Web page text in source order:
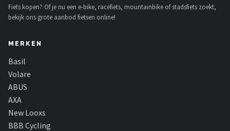
New Looxs
BBB Cycling
Schwalbe
Voltano
Shimano
Fiets kopen? Of je nu een e-bike, racefiets, mountainbike of stadsfiets zoekt,
bekijk ons grote aanbod fietsen online!
MERKEN
Basil
Volare
ABUS
AXA
New Looxs
BBB Cycling